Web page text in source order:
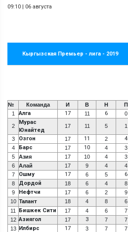
09:10 | 06 августа
Кыргызская Премьер - лига - 2019
№ Команда И В Н П
1
Алга 17 11 6 0
2
Мурас
Юнайтед
17 11 5 1
3 Озгон 17 11 2 4
4 Барс 17 10 4 3
5 Азия 17 10 4 3
6
Алай 17 9 4 4
7
Ошму 17 6 5 6
8 Дордой 18 6 4 8
9 Нефтчи 17 6 2 9
10 Талант 18 4 8 6
11
Бишкек Сити 17 4 6 7
12 Азиягол 17 3 7 7
13 Илбирс 17 3 7 7